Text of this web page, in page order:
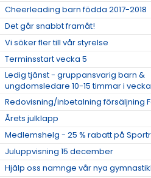
Cheerleading barn födda 2017-2018
Det går snabbt framåt!
Vi söker fler till vår styrelse
Terminsstart vecka 5
Ledig tjänst - gruppansvarig barn &
ungdomsledare 10-15 timmar i
Redovisning/inbetalning försäljning
Årets julklapp
Medlemshelg - 25 % rabatt på
Juluppvisning 15 december
Hjälp oss namnge vår nya